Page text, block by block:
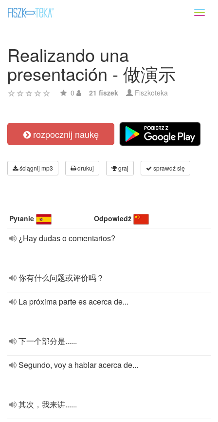
Realizando una
presentación - 做演示
0 21 fiszek Fiszkoteka
rozpocznij naukę
ściągnij mp3 drukuj graj sprawdź się
Pytanie Odpowiedź
¿Hay dudas o comentarios?
你有什么问题或评价吗？
La próxima parte es acerca de...
下一个部分是......
Segundo, voy a hablar acerca de...
其次，我来讲......